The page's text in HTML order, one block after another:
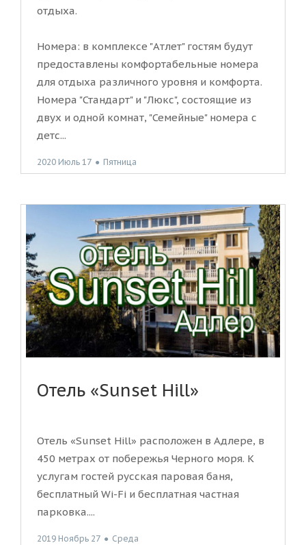
отдыха.
Номера: в комплексе "Атлет" гостям будут
предоставлены комфортабельные номера
для отдыха различного уровня и комфорта.
Номера "Стандарт" и "Люкс", состоящие из
двух и одной комнат, "Семейные" номера с
детс...
2020 Июль 17 ● Пятница
Отель «Sunset Hill»
Отель «Sunset Hill» расположен в Адлере, в
450 метрах от побережья Черного моря. К
услугам гостей русская паровая баня,
бесплатный Wi-Fi и бесплатная частная
парковка....
2019 Ноябрь 27 ● Среда